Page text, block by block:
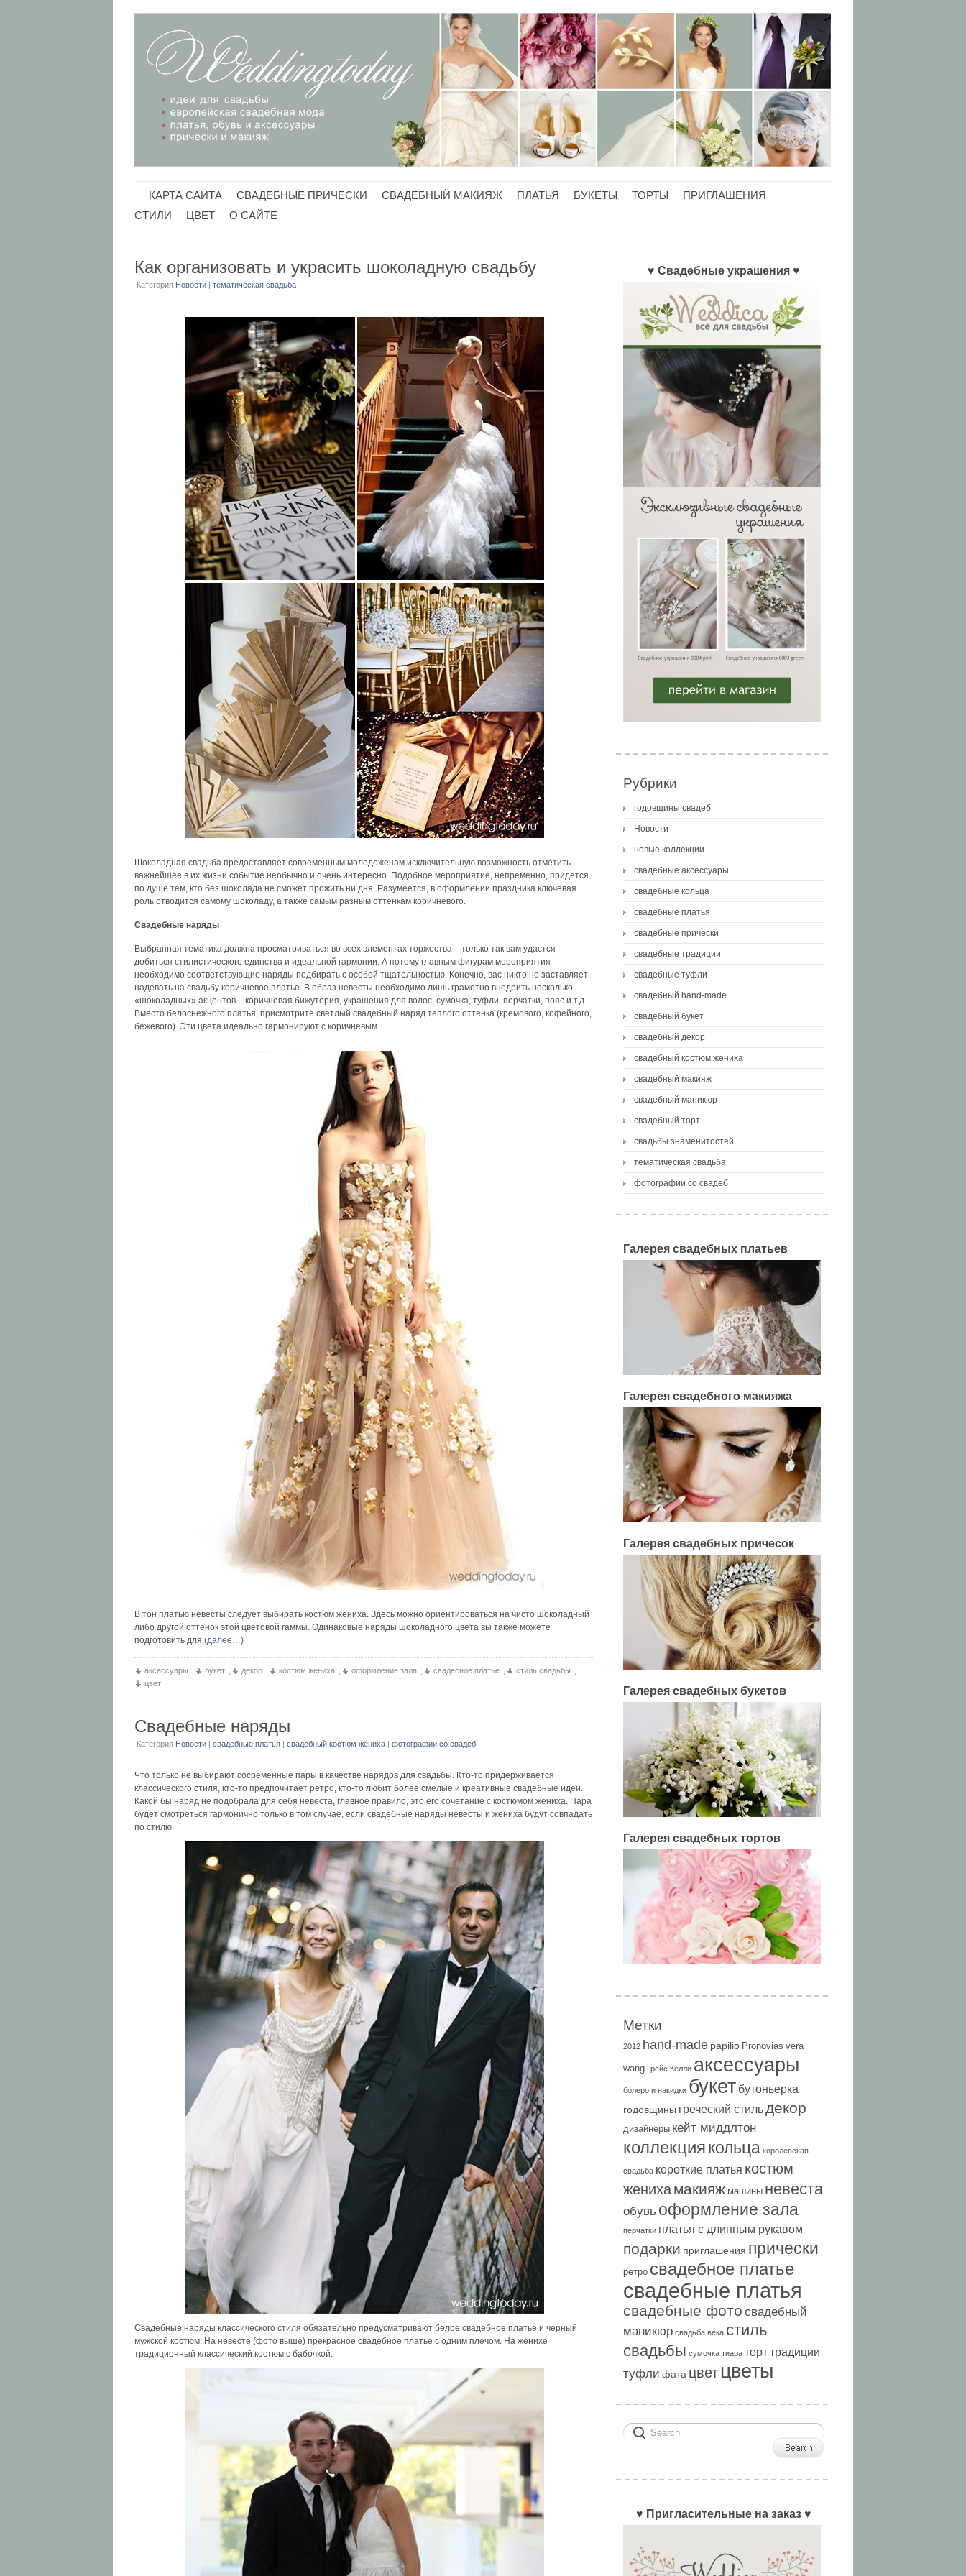
КАРТА САЙТА СВАДЕБНЫЕ ПРИЧЕСКИ СВАДЕБНЫЙ МАКИЯЖ ПЛАТЬЯ БУКЕТЫ ТОРТЫ
ПРИГЛАШЕНИЯ
CТИЛИ
ЦВЕТ О САЙТЕ
Как организовать и украсить шоколадную свадьбу
Категория Новости | тематическая свадьба
Шоколадная свадьба предоставляет современным молодоженам исключительную возможность отметить
важнейшее в их жизни событие необычно и очень интересно. Подобное мероприятие, непременно, придется
по душе тем, кто без шоколада не сможет прожить ни дня. Разумеется, в оформлении праздника ключевая
роль отводится самому шоколаду, а также самым разным оттенкам коричневого.
Свадебные наряды
Выбранная тематика должна просматриваться во всех элементах торжества – только так вам удастся
добиться стилистического единства и идеальной гармонии. А потому главным фигурам мероприятия
необходимо соответствующие наряды подбирать с особой тщательностью. Конечно, вас никто не заставляет
надевать на свадьбу коричневое платье. В образ невесты необходимо лишь грамотно внедрить несколько
«шоколадных» акцентов – коричневая бижутерия, украшения для волос, сумочка, туфли, перчатки, пояс и т.д.
Вместо белоснежного платья, присмотрите светлый свадебный наряд теплого оттенка (кремового, кофейного,
бежевого). Эти цвета идеально гармонируют с коричневым.
В тон платью невесты следует выбирать костюм жениха. Здесь можно ориентироваться на чисто шоколадный
либо другой оттенок этой цветовой гаммы. Одинаковые наряды шоколадного цвета вы также можете
подготовить для (далее…)
аксессуары букет декор костюм жениха оформление зала свадебное платье стиль свадьбы
цвет
Свадебные наряды
Категория Новости | свадебные платья | свадебный костюм жениха | фотографии со свадеб
Что только не выбирают сосременные пары в качестве нарядов для свадьбы. Кто-то придерживается
классического стиля, кто-то предпочитает ретро, кто-то любит более смелые и креативные свадебные идеи.
Какой бы наряд не подобрала для себя невеста, главное правило, это его сочетание с костюмом жениха. Пара
будет смотреться гармонично только в том случае, если свадебные наряды невесты и жениха будут совпадать
по стилю.
Свадебные наряды классического стиля обязательно предусматривают белое свадебное платье и черный
мужской костюм. На невесте (фото выше) прекрасное свадебное платье с одним плечом. На женихе
традиционный классический костюм с бабочкой.
♥ Свадебные украшения ♥
Рубрики
годовщины свадеб
Новости
новые коллекции
свадебные аксессуары
свадебные кольца
свадебные платья
свадебные прически
свадебные традиции
свадебные туфли
свадебный hand-made
свадебный букет
свадебный декор
свадебный костюм жениха
свадебный макияж
свадебный маникюр
свадебный торт
свадьбы знаменитостей
тематическая свадьба
фотографии со свадеб
Галерея свадебных платьев
Галерея свадебного макияжа
Галерея свадебных причесок
Галерея свадебных букетов
Галерея свадебных тортов
Метки
2012 hand-made papilio Pronovias vera
wang Грейс Келли аксессуары
болеро и накидки букет бутоньерка
годовщины греческий стильдекор
дизайнеры кейт миддлтон
коллекциякольца королевская
свадьба короткие платья костюм
женихамакияж машины невеста
обувь оформление зала
перчатки платья с длинным рукавом
подарки приглашения прически
ретро свадебное платье
свадебные платья
свадебные фото свадебный
маникюр свадьба века стиль
свадьбы сумочка тиара торттрадиции
туфли фата цвет цветы
♥ Пригласительные на заказ ♥